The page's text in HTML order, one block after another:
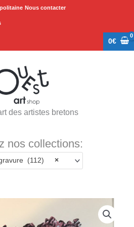
Nous contacter
0€
des artistes bretons
nos collections:
×
(112)